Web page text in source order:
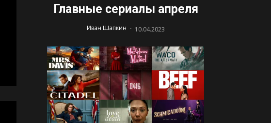
Главные сериалы апреля
Иван Шапкин - 10.04.2023